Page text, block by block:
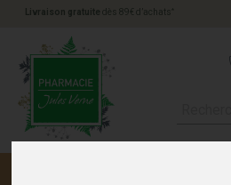
Livraison gratuite dès 89€ d’achats *